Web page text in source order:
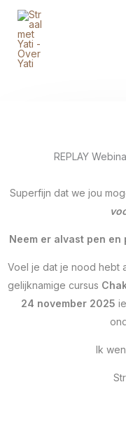
inhoud
REPLAY
Superfijn dat we jou
Neem er alvast pen
Voel je dat je nood hebt
gelijknamige cursus
24 november 2025
Ik